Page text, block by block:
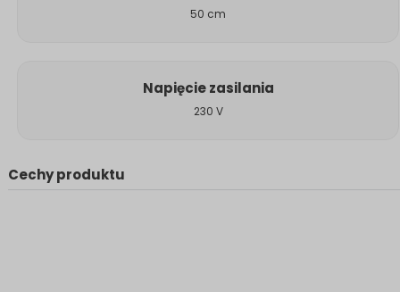
50 cm
Napięcie zasilania
230 V
Cechy produktu